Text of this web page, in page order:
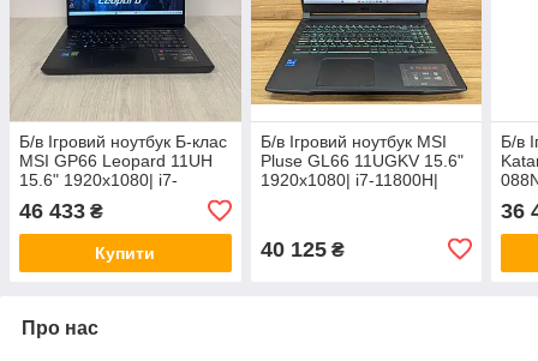
Б/в Ігровий ноутбук Б-клас
MSI GP66 Leopard 11UH
15.6" 1920x1080| i7-
256GB SSD| RTX 3080
8GB
46 433 ₴
Купити
Б/в Ігровий ноутбук MSI
Pluse GL66 11UGKV 15.6"
1920x1080| i7-11800H|
40 125₴
Б/в
6GB
36
Про нас